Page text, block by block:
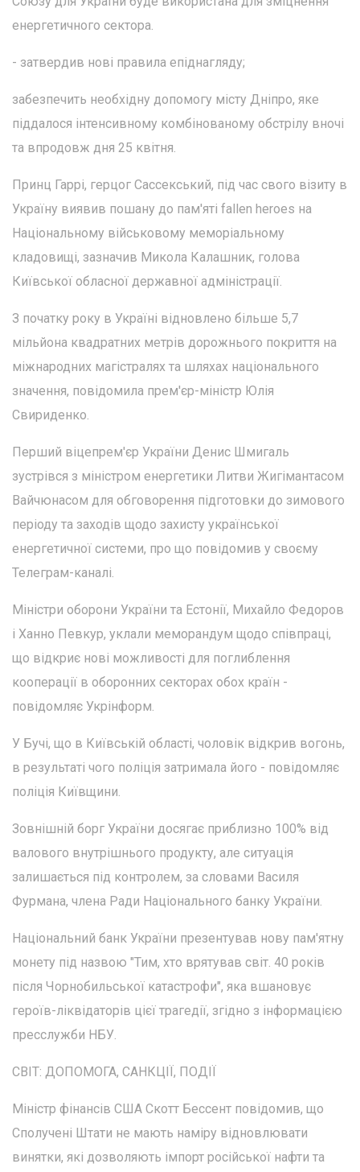
енергетичного сектора.
- затвердив нові правила епіднагляду;
забезпечить необхідну допомогу місту Дніпро, яке
піддалося інтенсивному комбінованому обстрілу вночі
та впродовж дня 25 квітня.
Принц Гаррі, герцог Сассекський, під час свого візиту в
Україну виявив пошану до пам'яті fallen heroes на
Національному військовому меморіальному
кладовищі, зазначив Микола Калашник, голова
Київської обласної державної адміністрації.
З початку року в Україні відновлено більше 5,7
мільйона квадратних метрів дорожнього покриття на
міжнародних магістралях та шляхах національного
значення, повідомила прем'єр-міністр Юлія
Свириденко.
Перший віцепрем'єр України Денис Шмигаль
зустрівся з міністром енергетики Литви Жигімантасом
Вайчюнасом для обговорення підготовки до зимового
періоду та заходів щодо захисту української
енергетичної системи, про що повідомив у своєму
Телеграм-каналі.
Міністри оборони України та Естонії, Михайло Федоров
і Ханно Певкур, уклали меморандум щодо співпраці,
що відкриє нові можливості для поглиблення
кооперації в оборонних секторах обох країн -
повідомляє Укрінформ.
У Бучі, що в Київській області, чоловік відкрив вогонь,
в результаті чого поліція затримала його - повідомляє
поліція Київщини.
Зовнішній борг України досягає приблизно 100% від
валового внутрішнього продукту, але ситуація
залишається під контролем, за словами Василя
Фурмана, члена Ради Національного банку України.
Національний банк України презентував нову пам'ятну
монету під назвою "Тим, хто врятував світ. 40 років
після Чорнобильської катастрофи", яка вшановує
героїв-ліквідаторів цієї трагедії, згідно з інформацією
пресслужби НБУ.
СВІТ: ДОПОМОГА, САНКЦІЇ, ПОДІЇ
Міністр фінансів США Скотт Бессент повідомив, що
Сполучені Штати не мають наміру відновлювати
винятки, які дозволяють імпорт російської нафти та